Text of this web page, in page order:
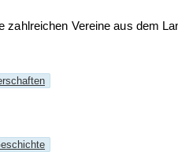
zahlreichen Vereine aus dem